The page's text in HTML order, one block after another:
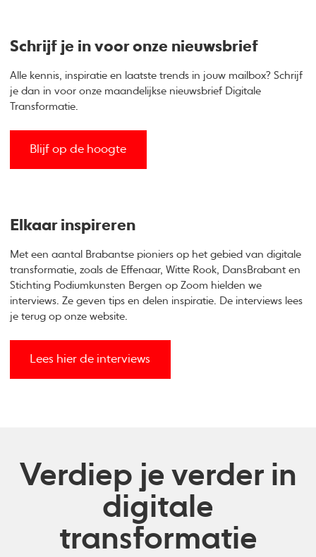
Schrijf je in voor onze nieuwsbrief
Alle kennis, inspiratie en laatste trends in jouw mailbox? Schrijf
je dan in voor onze maandelijkse nieuwsbrief Digitale
Transformatie.
Blijf op de hoogte
Elkaar inspireren
Met een aantal Brabantse pioniers op het gebied van digitale
transformatie, zoals de Effenaar, Witte Rook, DansBrabant en
Stichting Podiumkunsten Bergen op Zoom hielden we
interviews. Ze geven tips en delen inspiratie. De interviews lees
je terug op onze website.
Lees hier de interviews
Verdiep je verder in
digitale
transformatie